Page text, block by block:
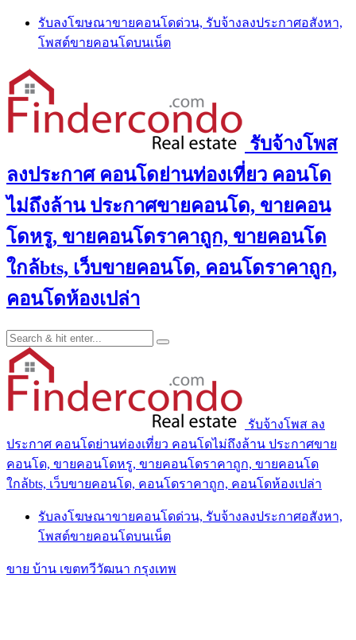
Skip
content
รับลงโฆษณาขายคอนโดด่วน, รับจ้างลงประกาศอสังหา,
โพสต์ขายคอนโดบนเน็ต
รับจ้างโพส
ลงประกาศ คอนโดย่านท่องเที่ยว คอนโด
ไม่ถึงล้าน ประกาศขายคอนโด, ขายคอน
โดหรู, ขายคอนโดราคาถูก, ขายคอนโด
ใกล้bts, เว็บขายคอนโด, คอนโดราคาถูก,
คอนโดห้องเปล่า
รับจ้างโพส ลง
ประกาศ คอนโดย่านท่องเที่ยว คอนโดไม่ถึงล้าน ประกาศขาย
คอนโด, ขายคอนโดหรู, ขายคอนโดราคาถูก, ขายคอนโด
ใกล้bts, เว็บขายคอนโด, คอนโดราคาถูก, คอนโดห้องเปล่า
รับลงโฆษณาขายคอนโดด่วน, รับจ้างลงประกาศอสังหา,
โพสต์ขายคอนโดบนเน็ต
ขาย บ้าน เขตทวีวัฒนา กรุงเทพ